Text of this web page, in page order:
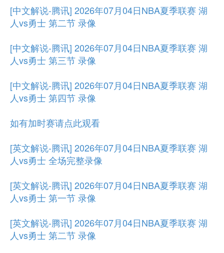
[中文解说-腾讯] 2026年07月04日NBA夏季联赛 湖
人vs勇士 第二节 录像
[中文解说-腾讯] 2026年07月04日NBA夏季联赛 湖
人vs勇士 第三节 录像
[中文解说-腾讯] 2026年07月04日NBA夏季联赛 湖
人vs勇士 第四节 录像
如有加时赛请点此观看
[英文解说-腾讯] 2026年07月04日NBA夏季联赛 湖
人vs勇士 全场完整录像
[英文解说-腾讯] 2026年07月04日NBA夏季联赛 湖
人vs勇士 第一节 录像
[英文解说-腾讯] 2026年07月04日NBA夏季联赛 湖
人vs勇士 第二节 录像